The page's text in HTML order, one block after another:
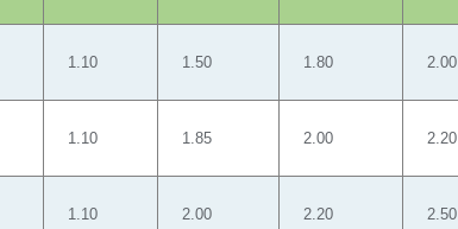
1.10 1.50 1.80 2.00
1.10 1.85 2.00 2.20
1.10 2.00 2.20 2.50